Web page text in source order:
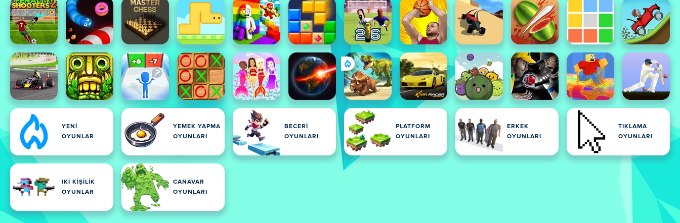
YENI
OYUNLAR
YEMEK YAPMA
OYUNLARI
BECERI
OYUNLARI
PLATFORM
OYUNLARI
ERKEK
OYUNLARI
TIKLAMA
OYUNLARI
IKI KIŞILIK
OYUNLAR
CANAVAR
OYUNLARI